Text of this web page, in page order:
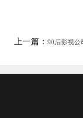
上一篇： 90后影视公